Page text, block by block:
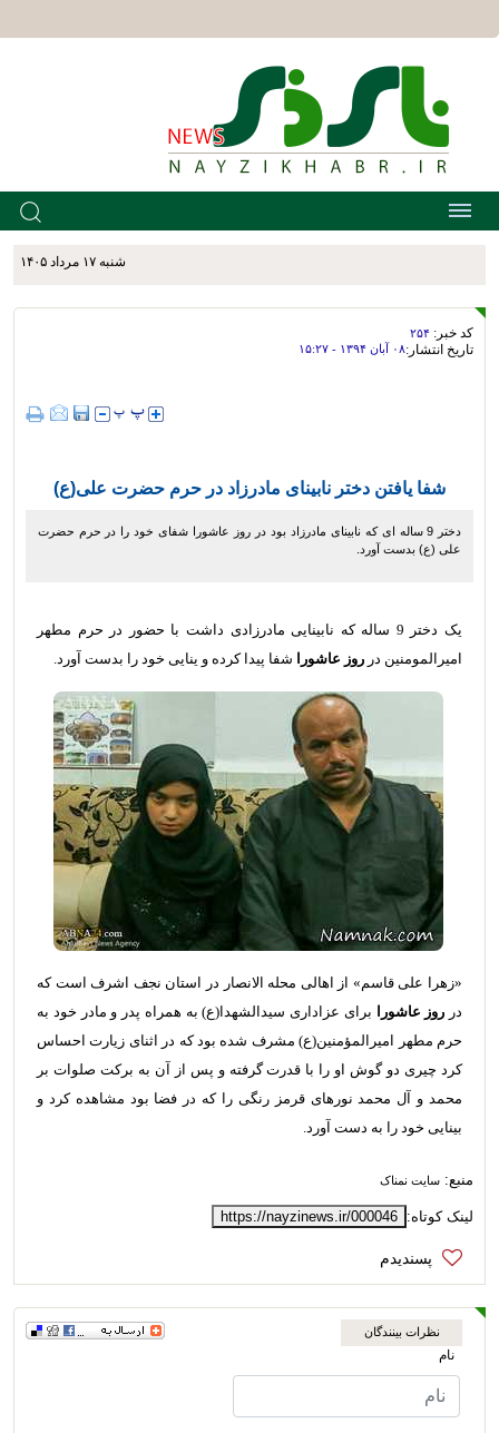
شنبه ۱۷ مرداد ۱۴۰۵
کد خبر: ۲۵۴
تاریخ انتشار:۰۸ آبان ۱۳۹۴ - ۱۵:۲۷
شفا یافتن دختر نابینای مادرزاد در حرم حضرت علی(ع)
دختر 9 ساله ای که نابینای مادرزاد بود در روز عاشورا شفای خود را در حرم حضرت
علی (ع) بدست آورد.
یک دختر 9 ساله که نابینایی مادرزادی داشت با حضور در حرم مطهر
امیرالمومنین در روز عاشورا شفا پیدا کرده و ینایی خود را بدست آورد.
«زهرا علی قاسم» از اهالی محله الانصار در استان نجف اشرف است که
در روز عاشورا برای عزاداری سیدالشهدا(ع) به همراه پدر و مادر خود به
حرم مطهر امیرالمؤمنین(ع) مشرف شده بود که در اثنای زیارت احساس
کرد چیری دو گوش او را با قدرت گرفته و پس از آن به برکت صلوات بر
محمد و آل محمد نورهای قرمز رنگی را که در فضا بود مشاهده کرد و
بینایی خود را به دست آورد.
منبع: سایت نمناک
لینک کوتاه: https://nayzinews.ir/000046
نظرات بینندگان
نام